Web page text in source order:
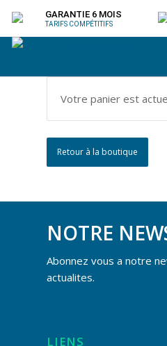
GARANTIE 6 MOIS
TARIFS COMPÉTITIFS
Votre panier est
Retour à la boutique
NOTRE
Abonnez vous a notre
actualites.
LIENS